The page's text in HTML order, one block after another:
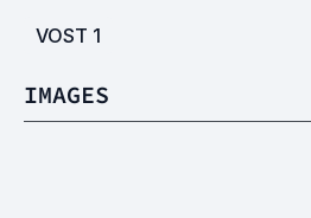
VOST 1
IMAGES